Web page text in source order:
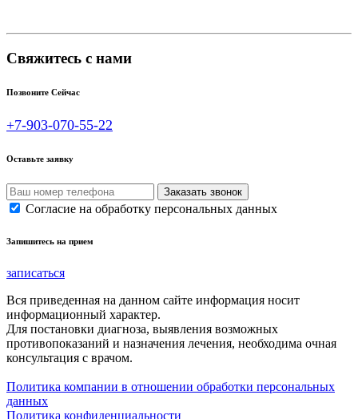
Свяжитесь с нами
Позвоните Сейчас
+7-903-070-55-22
Оставьте заявку
Согласие на обработку персональных данных
Запишитесь на прием
записаться
Вся приведенная на данном сайте информация носит
информационный характер.
Для постановки диагноза, выявления возможных
противопоказаний и назначения лечения, необходима очная
консультация с врачом.
Политика компании в отношении обработки персональных
данных
Политика конфиденциальности